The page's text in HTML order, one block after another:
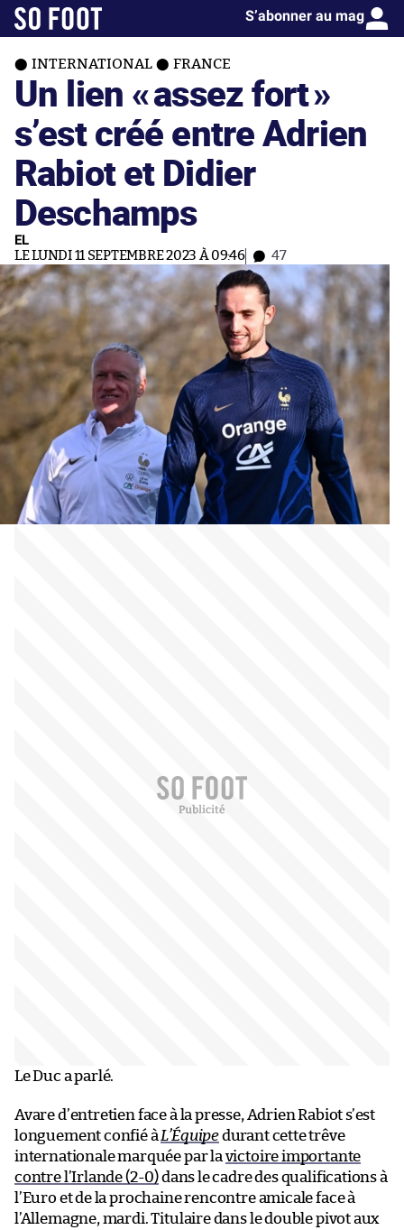
S’abonner au mag
INTERNATIONAL FRANCE
Un lien «assez fort»
s’est créé entre Adrien
Rabiot et Didier
Deschamps
EL
LE LUNDI 11 SEPTEMBRE 2023 À 09:46 47
Le Duc a parlé.
Avare d’entretien face à la presse, Adrien Rabiot s’est
longuement confié à L’Équipedurant cette trêve
internationale marquée par la victoire importante
contre l’Irlande (2-0)dans le cadre des qualifications à
l’Euro et de la prochaine rencontre amicale face à
l’Allemagne, mardi. Titulaire dans le double pivot aux